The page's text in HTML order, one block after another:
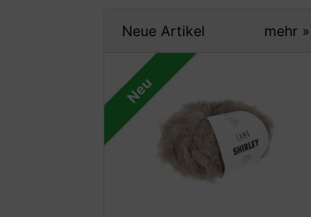
Neue Artikel mehr »
Neu